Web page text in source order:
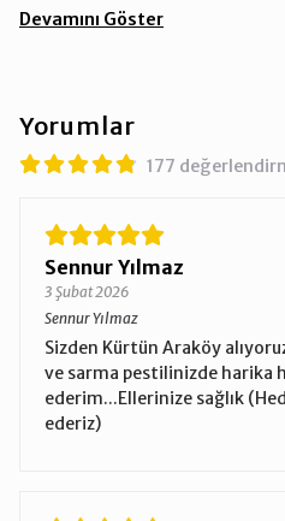
Devamını Göster
Yorumlar
177
Sennur Yılmaz
3 Şubat 2026
Sennur Yılmaz
Sizden Kürtün Araköy
ve sarma pestilinizde harika
ederim...Ellerinize sağlık
ederiz)